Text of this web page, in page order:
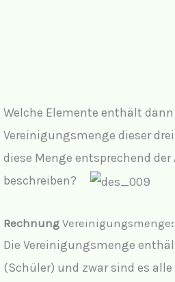
Welche Elemente enthält dann
Vereinigungsmenge dieser
diese Menge entsprechend der
beschreiben?
Rechnung Vereinigungsmenge:
Die Vereinigungsmenge
(Schüler) und zwar sind es